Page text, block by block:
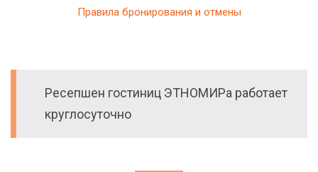
Правила бронирования и отмены
Ресепшен гостиниц ЭТНОМИРа работает
круглосуточно